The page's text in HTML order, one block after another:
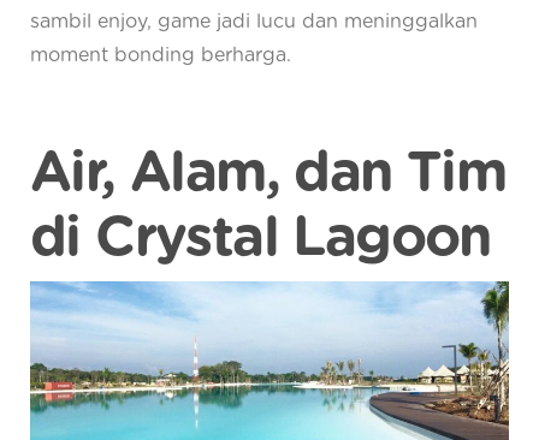
sambil enjoy, game jadi lucu dan meninggalkan
moment bonding berharga.
Air, Alam, dan Tim
di Crystal Lagoon